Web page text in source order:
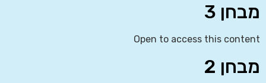
מבחן 3
Open to access this content
מבחן 2